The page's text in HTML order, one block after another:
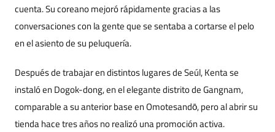
cuenta. Su coreano mejoró rápidamente gracias a las
conversaciones con la gente que se sentaba a cortarse el pelo
en el asiento de su peluquería.
Después de trabajar en distintos lugares de Seúl, Kenta se
instaló en Dogok-dong, en el elegante distrito de Gangnam,
comparable a su anterior base en Omotesandō, pero al abrir su
tienda hace tres años no realizó una promoción activa.